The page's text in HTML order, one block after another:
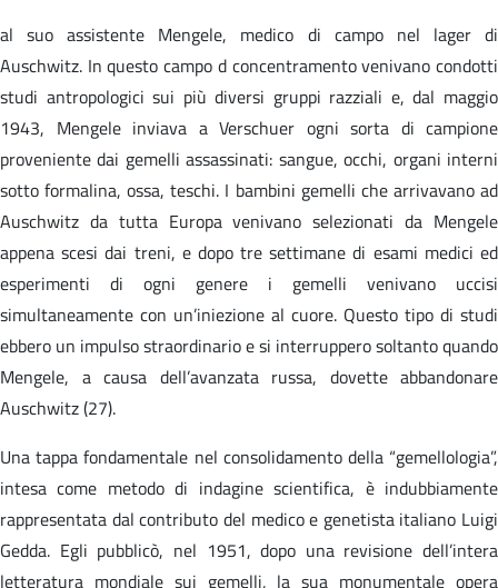
al suo assistente Mengele, medico di campo nel lager di
Auschwitz. In questo campo d concentramento venivano condotti
studi antropologici sui più diversi gruppi razziali e, dal maggio
1943, Mengele inviava a Verschuer ogni sorta di campione
proveniente dai gemelli assassinati: sangue, occhi, organi interni
sotto formalina, ossa, teschi. I bambini gemelli che arrivavano ad
Auschwitz da tutta Europa venivano selezionati da Mengele
appena scesi dai treni, e dopo tre settimane di esami medici ed
esperimenti di ogni genere i gemelli venivano uccisi
simultaneamente con un’iniezione al cuore. Questo tipo di studi
ebbero un impulso straordinario e si interruppero soltanto quando
Mengele, a causa dell’avanzata russa, dovette abbandonare
Auschwitz (27).
Una tappa fondamentale nel consolidamento della “gemellologia”,
intesa come metodo di indagine scientifica, è indubbiamente
rappresentata dal contributo del medico e genetista italiano Luigi
Gedda. Egli pubblicò, nel 1951, dopo una revisione dell’intera
letteratura mondiale sui gemelli, la sua monumentale opera